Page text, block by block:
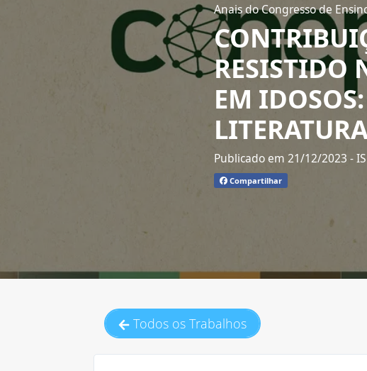
Anais do Congresso de
RESISTIDO
EM
Publicado em 21/12/2023-
Compartilhar
Todos os Trabalhos